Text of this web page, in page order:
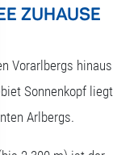
ZUHAUSE
Vorarlbergs hinaus
Sonnenkopf liegt
Arlbergs.